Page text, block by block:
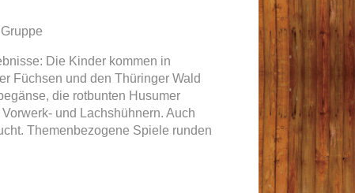
Die Kinder kommen in
Füchsen und den Thüringer Wald
die rotbunten Husumer
und Lachshühnern. Auch
Themenbezogene Spiele runden